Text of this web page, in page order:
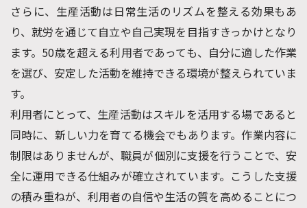
さらに、生産活動は日常生活のリズムを整える効果もあ
り、就労を通じて自立や自己実現を目指すきっかけとなり
ます。50歳を超える利用者であっても、自分に適した作業
を選び、安定した活動を維持できる環境が整えられていま
す。
利用者にとって、生産活動はスキルを活用する場であると
同時に、新しい力を育てる機会でもあります。作業内容に
制限はありませんが、職員が個別に支援を行うことで、安
全に運用できる仕組みが確立されています。こうした支援
の積み重ねが、利用者の自信や生活の質を高めることにつ